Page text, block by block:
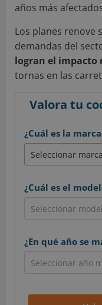
años más
Los planes renove
demandas del
logran el impacto
tornas en las
Valora tu
¿Cuál es la
¿Cuál es el
¿En qué año se